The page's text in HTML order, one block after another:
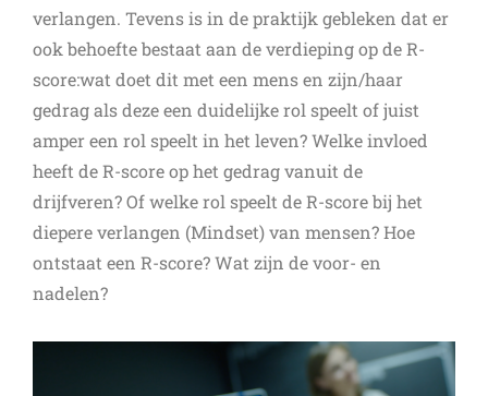
verlangen. Tevens is in de praktijk gebleken dat er
ook behoefte bestaat aan de verdieping op de R-
score:wat doet dit met een mens en zijn/haar
gedrag als deze een duidelijke rol speelt of juist
amper een rol speelt in het leven? Welke invloed
heeft de R-score op het gedrag vanuit de
drijfveren? Of welke rol speelt de R-score bij het
diepere verlangen (Mindset) van mensen? Hoe
ontstaat een R-score? Wat zijn de voor- en
nadelen?